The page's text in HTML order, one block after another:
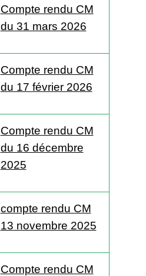
Compte rendu CM
du 31 mars 2026
Compte rendu CM
du 17 février 2026
Compte rendu CM
du 16 décembre
2025
compte rendu CM
13 novembre 2025
Compte rendu CM